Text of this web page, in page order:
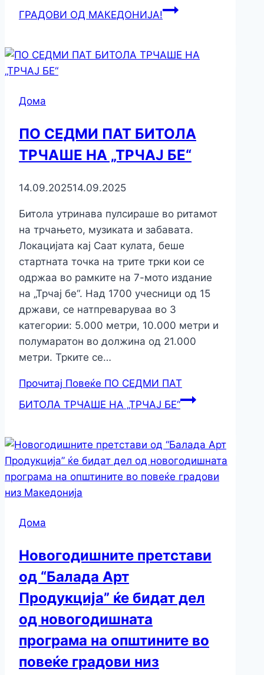
ГРАДОВИ ОД МАКЕДОНИЈА!
Дома
ПО СЕДМИ ПАТ БИТОЛА
ТРЧАШЕ НА „ТРЧАЈ БЕ“
14.09.202514.09.2025
Битола утринава пулсираше во ритамот
на трчањето, музиката и забавата.
Локацијата кај Саат кулата, беше
стартната точка на трите трки кои се
одржаа во рамките на 7-мото издание
на „Трчај бе“. Над 1700 учесници од 15
држави, се натпреваруваа во 3
категории: 5.000 метри, 10.000 метри и
полумаратон во должина од 21.000
метри. Трките се…
Прочитај Повеќе ПО СЕДМИ ПАТ
БИТОЛА ТРЧАШЕ НА „ТРЧАЈ БЕ“
Дома
Новогодишните претстави
од “Балада Арт
Продукција” ќе бидат дел
од новогодишната
програма на општините во
повеќе градови низ